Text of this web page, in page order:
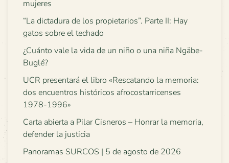
mujeres
“La dictadura de los propietarios”. Parte II: Hay
gatos sobre el techado
¿Cuánto vale la vida de un niño o una niña Ngäbe-
Buglé?
UCR presentará el libro «Rescatando la memoria:
dos encuentros históricos afrocostarricenses
1978-1996»
Carta abierta a Pilar Cisneros – Honrar la memoria,
defender la justicia
Panoramas SURCOS | 5 de agosto de 2026